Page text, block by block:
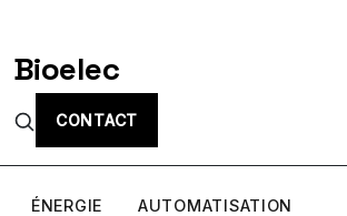
Bioelec
CONTACT
ÉNERGIE AUTOMATISATION